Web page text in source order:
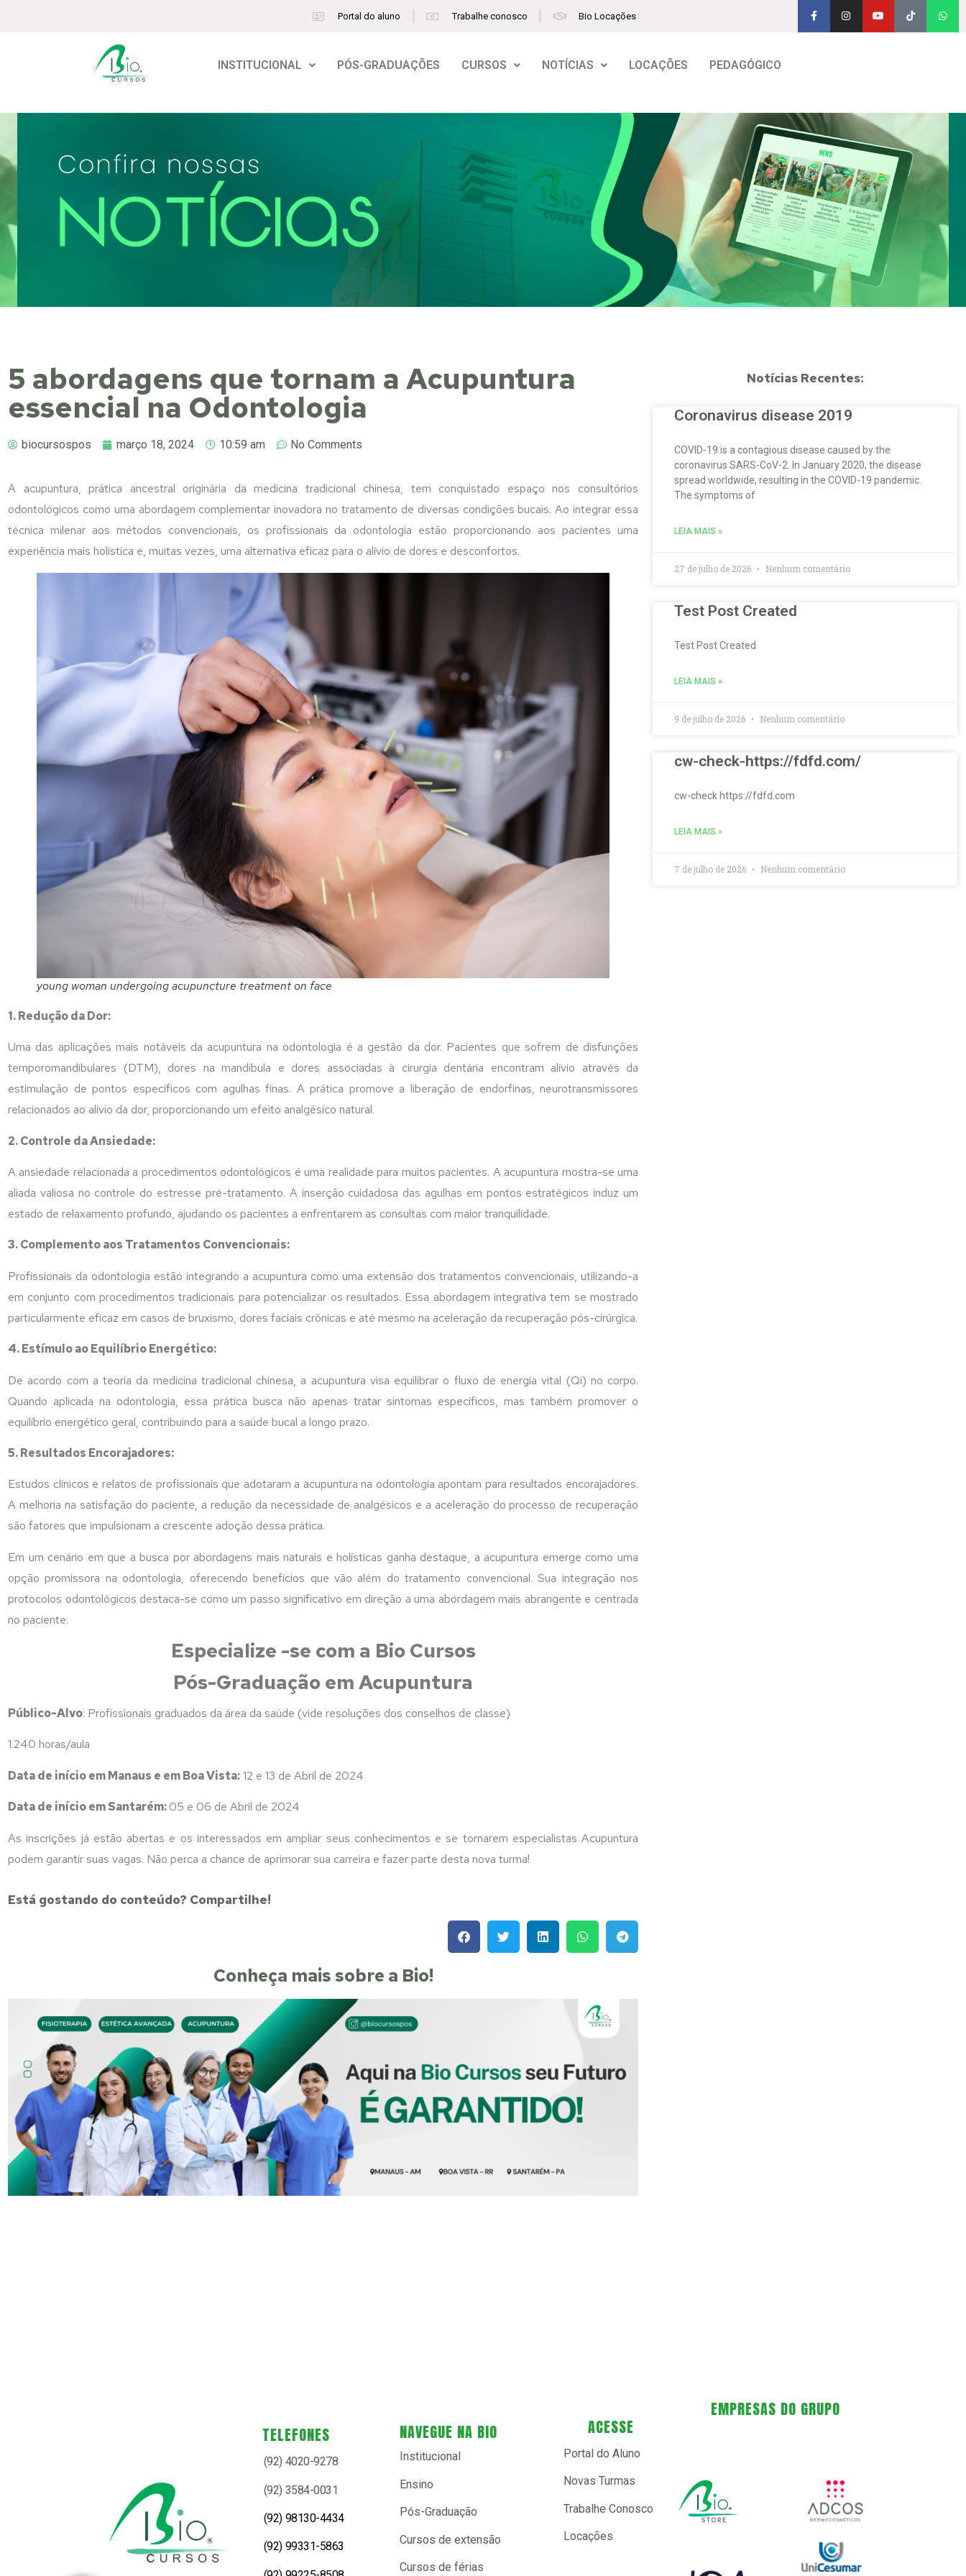
Portal do aluno Trabalhe conosco Bio Locações
INSTITUCIONAL PÓS-GRADUAÇÕES CURSOS NOTÍCIAS LOCAÇÕES PEDAGÓGICO
5 abordagens que tornam a Acupuntura
essencial na Odontologia
biocursospos março 18, 2024 10:59 am No Comments
A acupuntura, prática ancestral originária da medicina tradicional chinesa, tem conquistado espaço nos consultórios
odontológicos como uma abordagem complementar inovadora no tratamento de diversas condições bucais. Ao integrar essa
técnica milenar aos métodos convencionais, os profissionais da odontologia estão proporcionando aos pacientes uma
experiência mais holística e, muitas vezes, uma alternativa eficaz para o alívio de dores e desconfortos.
young woman undergoing acupuncture treatment on face
1. Redução da Dor:
Uma das aplicações mais notáveis da acupuntura na odontologia é a gestão da dor. Pacientes que sofrem de disfunções
temporomandibulares (DTM), dores na mandíbula e dores associadas à cirurgia dentária encontram alívio através da
estimulação de pontos específicos com agulhas finas. A prática promove a liberação de endorfinas, neurotransmissores
relacionados ao alívio da dor, proporcionando um efeito analgésico natural.
2. Controle da Ansiedade:
A ansiedade relacionada a procedimentos odontológicos é uma realidade para muitos pacientes. A acupuntura mostra-se uma
aliada valiosa no controle do estresse pré-tratamento. A inserção cuidadosa das agulhas em pontos estratégicos induz um
estado de relaxamento profundo, ajudando os pacientes a enfrentarem as consultas com maior tranquilidade.
3. Complemento aos Tratamentos Convencionais:
Profissionais da odontologia estão integrando a acupuntura como uma extensão dos tratamentos convencionais, utilizando-a
em conjunto com procedimentos tradicionais para potencializar os resultados. Essa abordagem integrativa tem se mostrado
particularmente eficaz em casos de bruxismo, dores faciais crônicas e até mesmo na aceleração da recuperação pós-cirúrgica.
4. Estímulo ao Equilíbrio Energético:
De acordo com a teoria da medicina tradicional chinesa, a acupuntura visa equilibrar o fluxo de energia vital (Qi) no corpo.
Quando aplicada na odontologia, essa prática busca não apenas tratar sintomas específicos, mas também promover o
equilíbrio energético geral, contribuindo para a saúde bucal a longo prazo.
5. Resultados Encorajadores:
Estudos clínicos e relatos de profissionais que adotaram a acupuntura na odontologia apontam para resultados encorajadores.
A melhoria na satisfação do paciente, a redução da necessidade de analgésicos e a aceleração do processo de recuperação
são fatores que impulsionam a crescente adoção dessa prática.
Em um cenário em que a busca por abordagens mais naturais e holísticas ganha destaque, a acupuntura emerge como uma
opção promissora na odontologia, oferecendo benefícios que vão além do tratamento convencional. Sua integração nos
protocolos odontológicos destaca-se como um passo significativo em direção a uma abordagem mais abrangente e centrada
no paciente.
Especialize -se com a Bio Cursos
Pós-Graduação em Acupuntura
Público-Alvo: Profissionais graduados da área da saúde (vide resoluções dos conselhos de classe)
1.240 horas/aula
Data de início em Manaus e em Boa Vista: 12 e 13 de Abril de 2024
Data de início em Santarém:05 e 06 de Abril de 2024
As inscrições já estão abertas e os interessados em ampliar seus conhecimentos e se tornarem especialistas Acupuntura
podem garantir suas vagas. Não perca a chance de aprimorar sua carreira e fazer parte desta nova turma!
Está gostando do conteúdo? Compartilhe!
Conheça mais sobre a Bio!
Notícias Recentes:
Coronavirus disease 2019
COVID-19 is a contagious disease caused by the
coronavirus SARS-CoV-2. In January 2020, the disease
spread worldwide, resulting in the COVID-19 pandemic.
The symptoms of
LEIA MAIS »
27 de julho de 2026 Nenhum comentário
Test Post Created
Test Post Created
LEIA MAIS »
9 de julho de 2026 Nenhum comentário
cw-check-https://fdfd.com/
cw-check https://fdfd.com
LEIA MAIS »
7 de julho de 2026 Nenhum comentário
TELEFONES
(92) 4020-9278
(92) 3584-0031
(92) 98130-4434
(92) 99331-5863
NAVEGUE NA BIO
Institucional
Ensino
Pós-Graduação
Cursos de extensão
Cursos de férias
ACESSE
Portal do Aluno
Novas Turmas
Trabalhe Conosco
Locações
EMPRESAS DO GRUPO